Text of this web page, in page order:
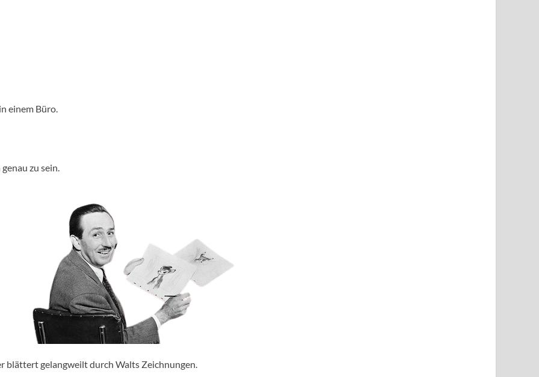
einem Büro.
zu sein.
blättert gelangweilt durch Walts Zeichnungen.